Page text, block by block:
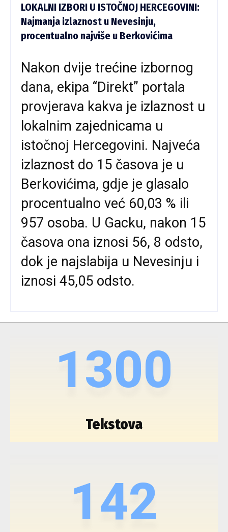
LOKALNI IZBORI U ISTOČNOJ HERCEGOVINI:
Najmanja izlaznost u Nevesinju,
procentualno najviše u Berkovićima
Nakon dvije trećine izbornog
dana, ekipa “Direkt” portala
provjerava kakva je izlaznost u
lokalnim zajednicama u
istočnoj Hercegovini. Najveća
izlaznost do 15 časova je u
Berkovićima, gdje je glasalo
procentualno već 60,03 % ili
957 osoba. U Gacku, nakon 15
časova ona iznosi 56, 8 odsto,
dok je najslabija u Nevesinju i
iznosi 45,05 odsto.
1300
Tekstova
142